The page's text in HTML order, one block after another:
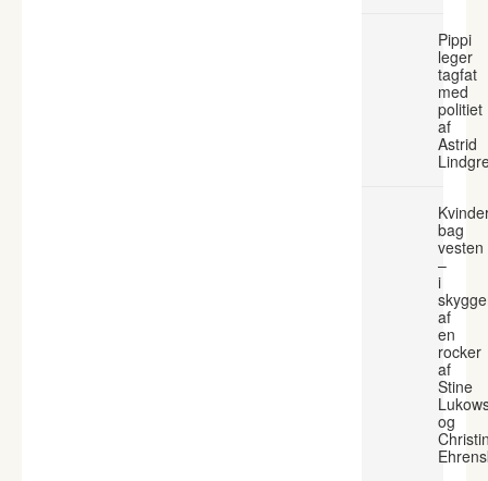
Pippi
leger
tagfat
med
politiet
af
Astrid
bag
vesten
–
i
af
en
rocker
af
Stine
og